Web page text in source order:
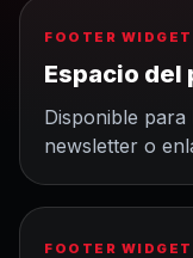
FOOTER
Espacio del
Disponible
newsletter o
FOOTER